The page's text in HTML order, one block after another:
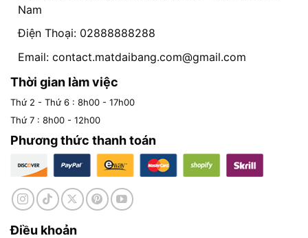
Nam
Điện Thoại: 02888888288
Email: contact.matdaibang.com@gmail.com
Thời gian làm việc
Thứ 2 - Thứ 6 : 8h00 - 17h00
Thứ 7 : 8h00 - 12h00
Phương thức thanh toán
Điều khoản